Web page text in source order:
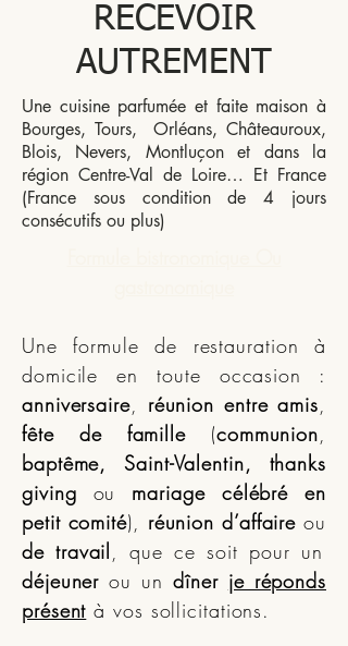
RECEVOIR
AUTREMENT
Une cuisine parfumée et faite maison à
Bourges, Tours, Orléans, Châteauroux,
Blois, Nevers, Montluçon et dans la
région Centre-Val de Loire… Et France
(France sous condition de 4 jours
consécutifs ou plus)
Une formule de restauration à
domicile en toute occasion :
anniversaire, réunion entre amis,
fête de famille(communion,
baptême, Saint-Valentin, thanks
giving ou mariage célébré en
petit comité), réunion d’affaireou
de travail, que ce soit pour un
déjeunerou undîner je réponds
présent à vos sollicitations.